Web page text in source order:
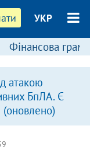
УКР
Фінансова
атакою
БпЛА. Є
(оновлено)